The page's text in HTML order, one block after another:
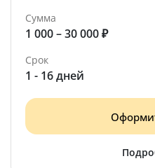
Сумма
1 000 – 30 000 ₽
Срок
1 - 16 дней